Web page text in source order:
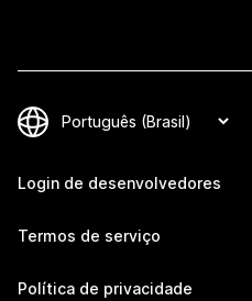
Login de desenvolvedores
Termos de serviço
Política de privacidade